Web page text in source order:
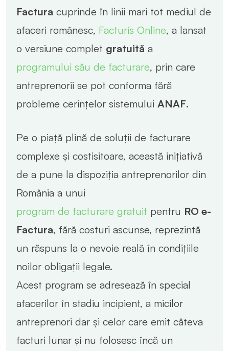
Factura cuprinde în linii mari tot mediul de
afaceri românesc, Facturis Online, a lansat
o versiune complet gratuită a
programului său de facturare, prin care
antreprenorii se pot conforma fără
probleme cerințelor sistemului ANAF.
Pe o piață plină de soluții de facturare
complexe și costisitoare, această inițiativă
de a pune la dispoziția antreprenorilor din
România a unui
program de facturare gratuit pentru RO e-
Factura, fără costuri ascunse, reprezintă
un răspuns la o nevoie reală în condițiile
noilor obligații legale.
Acest program se adresează în special
afacerilor în stadiu incipient, a micilor
antreprenori dar și celor care emit câteva
facturi lunar și nu folosesc încă un